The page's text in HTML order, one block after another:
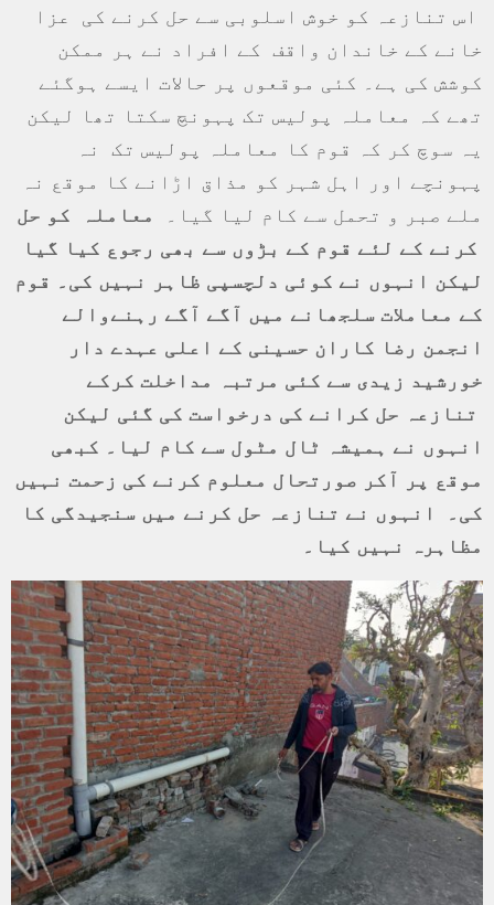
اس تنازعہ کو خوش اسلوبی سے حل کرنے کی عزا
خانے کے خاندان واقف کے افراد نے ہر ممکن
کوشش کی ہے۔ کئی موقعوں پر حالات ایسے ہوگئے
تھے کہ معاملہ پولیس تک پہونچ سکتا تھا لیکن
یہ سوچ کر کہ قوم کا معاملہ پولیس تک نہ
پہونچے اور اہل شہر کو مذاق اڑانے کا موقع نہ
ملے صبر و تحمل سے کام لیا گیا۔
معاملہ کو حل
کرنے کے لئے قوم کے بڑوں سے بھی رجوع کیا گیا
لیکن انہوں نے کوئی دلچسپی ظاہر نہیں کی۔ قوم
کے معاملات سلجھانے میں آگے آگے رہنےوالے
انجمن رضا کاران حسینی کے اعلی عہدے دار
خورشید زیدی سے کئی مرتبہ مداخلت کرکے
تنازعہ حل کرانے کی درخواست کی گئی لیکن
انہوں نے ہمیشہ ٹال مٹول سے کام لیا۔ کبھی
موقع پر آکر صورتحال معلوم کرنے کی زحمت نہیں
کی۔ انہوں نے تنازعہ حل کرنے میں سنجیدگی کا
مظاہرہ نہیں کیا۔